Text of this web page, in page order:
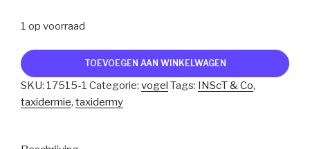
1 op voorraad
Zilveren
Sebright,
hen
aantal
TOEVOEGEN AAN WINKELWAGEN
SKU: 17515-1 Categorie: vogel Tags: INScT & Co,
taxidermie, taxidermy